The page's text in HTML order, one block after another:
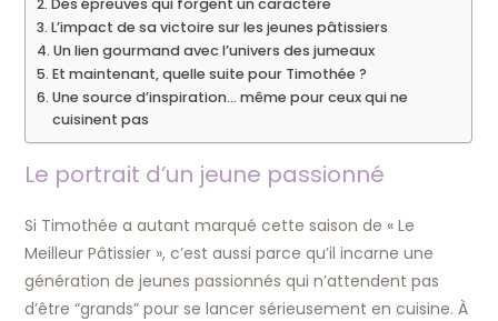
L’impact de sa victoire sur les jeunes pâtissiers
Un lien gourmand avec l’univers des jumeaux
Et maintenant, quelle suite pour Timothée ?
Une source d’inspiration… même pour ceux qui ne
cuisinent pas
Le portrait d’un jeune passionné
Si Timothée a autant marqué cette saison de « Le
Meilleur Pâtissier », c’est aussi parce qu’il incarne une
génération de jeunes passionnés qui n’attendent pas
d’être “grands” pour se lancer sérieusement en cuisine. À